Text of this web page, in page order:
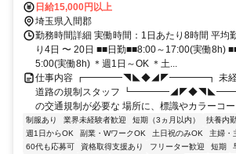
日給15,000円以上
埼玉県入間郡
勤務時間詳細 実働時間：1日あたり8時間 平均
り4日 〜 20日 ■■日勤■■8:00～17:00(実働8h)
5:00(実働8h) ＊週1日～OK ＊土...
仕事内容 ┏━━━━◥◣◆◢◤━━━━┓ 未経験
道路の規制スタッフ
の交通規制が必要な 場所に、標識やカラーコ
制服あり 業界未経験者歓迎 短期（3ヵ月以内） 扶養内
週1日からOK
副業・WワークOK 土日祝のみOK 主婦・
60代も応募可
資格取得支援あり フリーター歓迎 短期